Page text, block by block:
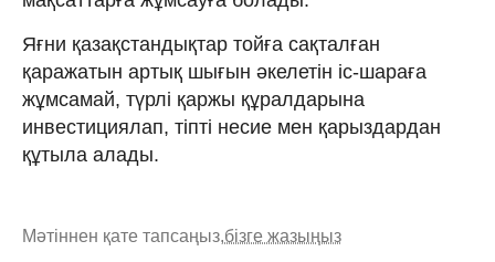
Яғни қазақстандықтар тойға сақталған
қаражатын артық шығын әкелетін іс-шараға
жұмсамай, түрлі қаржы құралдарына
инвестициялап, тіпті несие мен қарыздардан
құтыла алады.
Мәтіннен қате тапсаңыз,бізге жазыңыз